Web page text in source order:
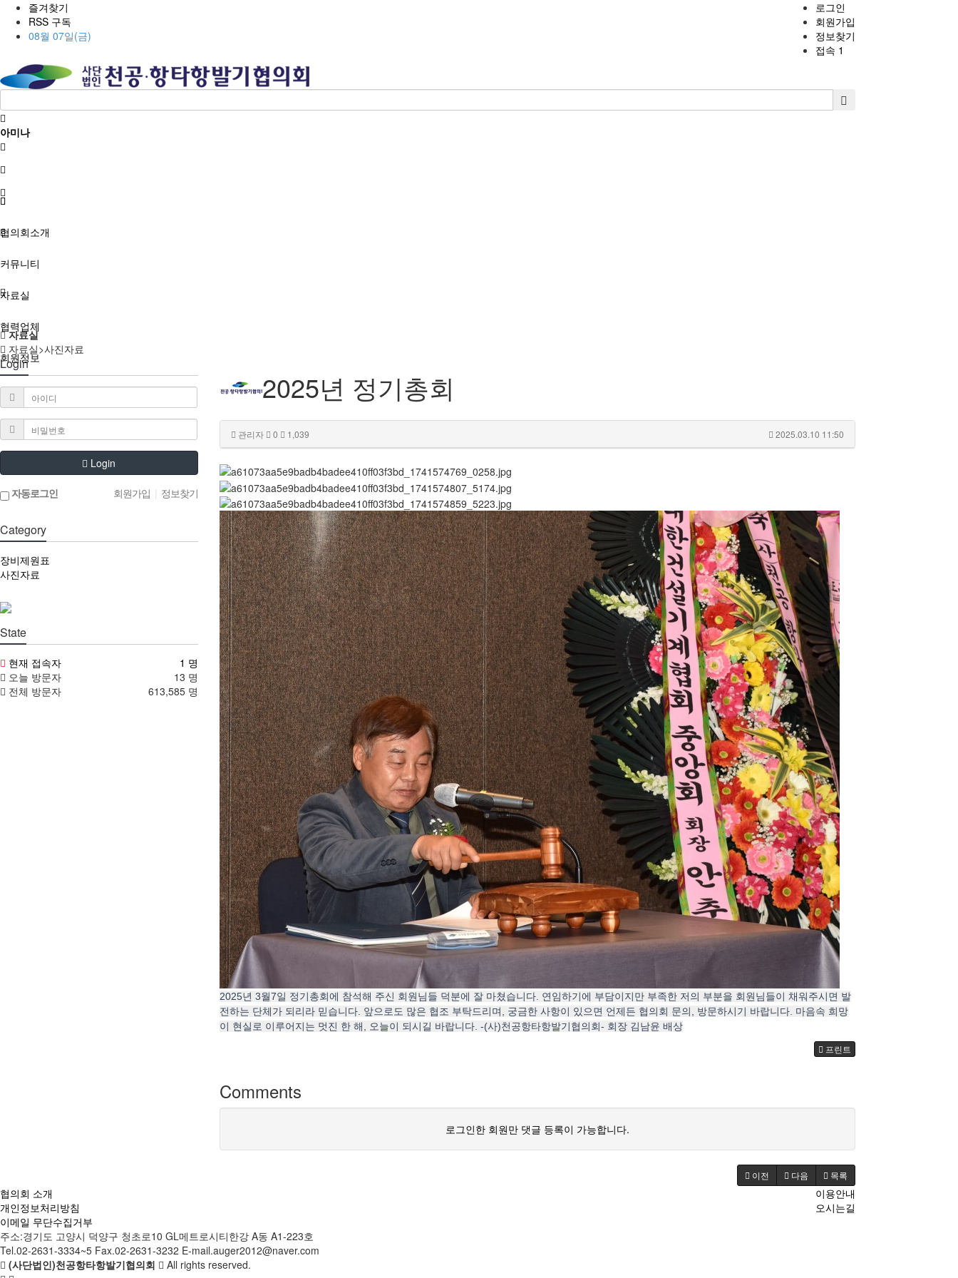
즐겨찾기
RSS 구독
08월 07일(금)
로그인
회원가입
정보찾기
접속 1
아미나
협의회소개
커뮤니티
자료실
협력업체
회원정보
자료실
자료실>사진자료
2025년 정기총회
관리자 0 1,039 2025.03.10 11:50
2025년 3월7일 정기총회에 참석해 주신 회원님들 덕분에 잘 마쳤습니다. 연임하기에 부담이지만 부족한 저의 부분을 회원님들이 채워주시면 발
전하는 단체가 되리라 믿습니다. 앞으로도 많은 협조 부탁드리며, 궁금한 사항이 있으면 언제든 협의회 문의, 방문하시기 바랍니다. 마음속 희망
이 현실로 이루어지는 멋진 한 해, 오늘이 되시길 바랍니다. -(사)천공항타항발기협의회- 회장 김남윤 배상
프린트
Comments
로그인한 회원만 댓글 등록이 가능합니다.
이전 다음 목록
Login
Login
자동로그인 회원가입 정보찾기
Category
장비제원표
사진자료
State
현재 접속자
1 명
오늘 방문자
13 명
전체 방문자
613,585 명
협의회 소개
개인정보처리방침
이메일 무단수집거부
이용안내
오시는길
주소:경기도 고양시 덕양구 청초로10 GL메트로시티한강 A동 A1-223호
Tel.02-2631-3334~5 Fax.02-2631-3232 E-mail.auger2012@naver.com
(사단법인)천공항타항발기협의회
All rights reserved.